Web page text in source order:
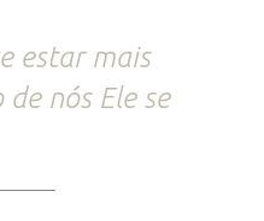
estar mais
nós Ele se